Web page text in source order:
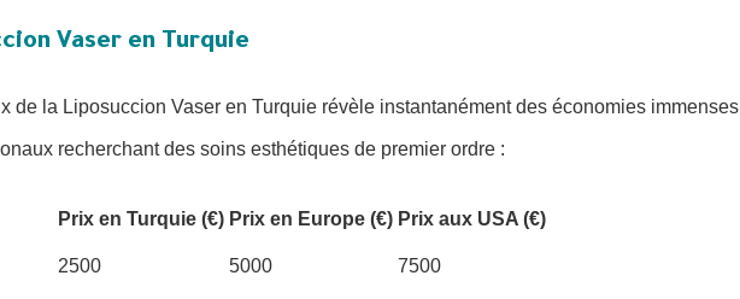
Vaser en Turquie
de la Liposuccion Vaser en Turquie révèle instantanément des économies immenses
recherchant des soins esthétiques de premier ordre :
Prix en Turquie (€) Prix en Europe (€) Prix aux USA (€)
2500 5000 7500